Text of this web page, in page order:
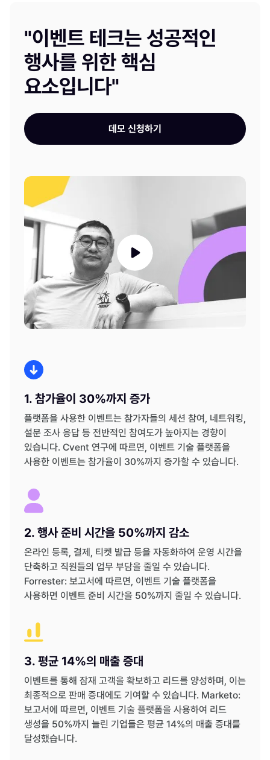
"이벤트 테크는 성공적인
행사를 위한 핵심
요소입니다"
데모 신청하기
1. 참가율이 30%까지 증가
플랫폼을 사용한 이벤트는 참가자들의 세션 참여, 네트워킹,
설문 조사 응답 등 전반적인 참여도가 높아지는 경향이
있습니다. Cvent 연구에 따르면, 이벤트 기술 플랫폼을
사용한 이벤트는 참가율이 30%까지 증가할 수 있습니다.
2. 행사 준비 시간을 50%까지 감소
온라인 등록, 결제, 티켓 발급 등을 자동화하여 운영 시간을
단축하고 직원들의 업무 부담을 줄일 수 있습니다.
Forrester: 보고서에 따르면, 이벤트 기술 플랫폼을
사용하면 이벤트 준비 시간을 50%까지 줄일 수 있습니다.
3. 평균 14%의 매출 증대
이벤트를 통해 잠재 고객을 확보하고 리드를 양성하며, 이는
최종적으로 판매 증대에도 기여할 수 있습니다. Marketo:
보고서에 따르면, 이벤트 기술 플랫폼을 사용하여 리드
생성을 50%까지 늘린 기업들은 평균 14%의 매출 증대를
달성했습니다.